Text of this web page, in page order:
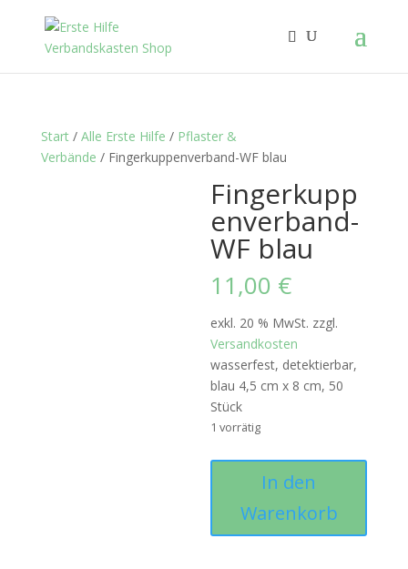
Start/ Alle Erste Hilfe / Pflaster &
Verbände / Fingerkuppenverband-WF blau
Fingerkupp
enverband-
WF blau
11,00 €
exkl. 20 % MwSt. zzgl.
Versandkosten
wasserfest, detektierbar,
blau 4,5 cm x 8 cm, 50
Stück
1 vorrätig
Menge
In den
Warenkorb